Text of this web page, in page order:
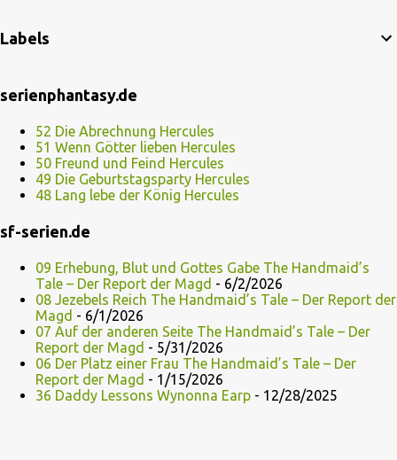
Labels
serienphantasy.de
52 Die Abrechnung Hercules
51 Wenn Götter lieben Hercules
50 Freund und Feind Hercules
49 Die Geburtstagsparty Hercules
48 Lang lebe der König Hercules
sf-serien.de
09 Erhebung, Blut und Gottes Gabe The Handmaid’s
Tale – Der Report der Magd - 6/2/2026
08 Jezebels Reich The Handmaid’s Tale – Der Report der
Magd - 6/1/2026
07 Auf der anderen Seite The Handmaid’s Tale – Der
Report der Magd - 5/31/2026
06 Der Platz einer Frau The Handmaid’s Tale – Der
Report der Magd - 1/15/2026
36 Daddy Lessons Wynonna Earp - 12/28/2025